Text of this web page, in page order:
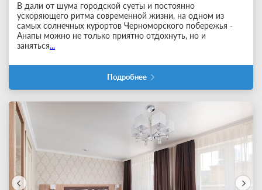
В дали от шума городской суеты и постоянно
ускоряющего ритма современной жизни, на одном из
самых солнечных курортов Черноморского побережья -
Анапы можно не только приятно отдохнуть, но и
заняться...
Подробнее